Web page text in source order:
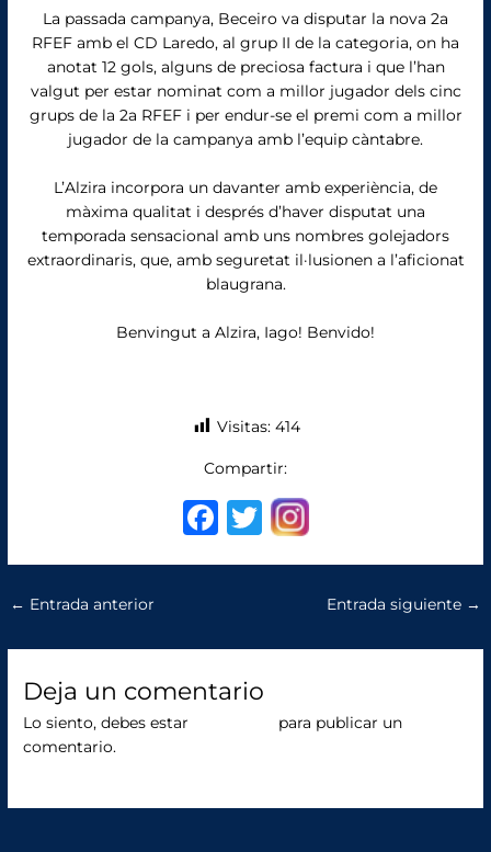
La passada campanya, Beceiro va disputar la nova 2a
RFEF amb el CD Laredo, al grup II de la categoria, on ha
anotat 12 gols, alguns de preciosa factura i que l’han
valgut per estar nominat com a millor jugador dels cinc
grups de la 2a RFEF i per endur-se el premi com a millor
jugador de la campanya amb l’equip càntabre.
L’Alzira incorpora un davanter amb experiència, de
màxima qualitat i després d’haver disputat una
temporada sensacional amb uns nombres golejadors
extraordinaris, que, amb seguretat il·lusionen a l’aficionat
blaugrana.
Benvingut a Alzira, Iago! Benvido!
Visitas: 414
Compartir:
F
b
o
T
r
← Entrada anterior Entrada siguiente →
Deja un comentario
Lo siento, debes estar
para publicar un
comentario.